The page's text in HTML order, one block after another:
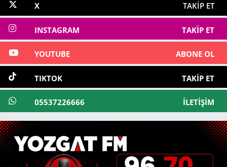
X TAKIP ET
INSTAGRAM TAKIP ET
YOUTUBE ABONE OL
TIKTOK TAKIP ET
05537226666 İLETIŞIM